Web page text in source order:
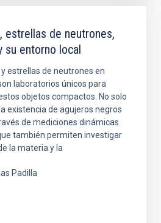
estrellas de neutrones,
su entorno local
y estrellas de neutrones en
laboratorios únicos para
objetos compactos. No solo
existencia de agujeros negros
de mediciones dinámicas
también permiten investigar
la materia y la
Padilla